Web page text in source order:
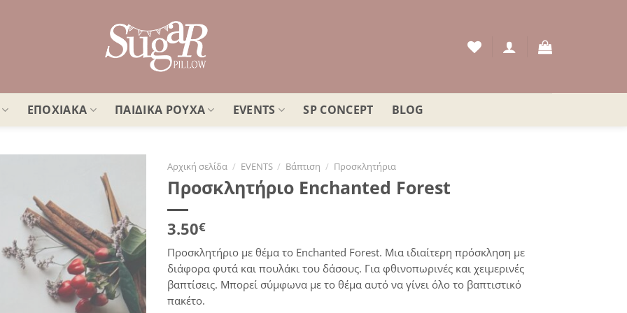
ΕΠΟΧΙΑΚΑ ΠΑΙΔΙΚΑ ΡΟΥΧΑ EVENTS SP CONCEPT BLOG
Πρόσθήκη
στην
λίστα
επιθυμιών
Αρχική σελίδα / EVENTS / Βάπτιση / Προσκλητήρια
Προσκλητήριο Enchanted Forest
3.50€
Προσκλητήριο με θέμα το Enchanted Forest. Μια ιδιαίτερη πρόσκληση με
διάφορα φυτά και πουλάκι του δάσους. Για φθινοπωρινές και χειμερινές
βαπτίσεις. Μπορεί σύμφωνα με το θέμα αυτό να γίνει όλο το βαπτιστικό
πακέτο.